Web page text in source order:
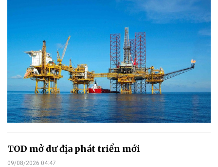
TOD mở dư địa phát triển mới
09/08/2026 04:47